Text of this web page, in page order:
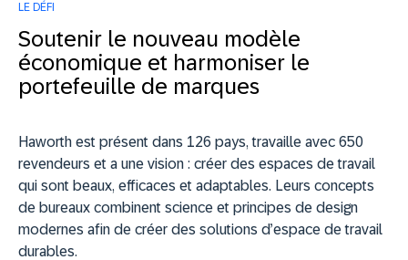
LE DÉFI
Soutenir le nouveau modèle
économique et harmoniser le
portefeuille de marques
Haworth est présent dans 126 pays, travaille avec 650
revendeurs et a une vision : créer des espaces de travail
qui sont beaux, efficaces et adaptables. Leurs concepts
de bureaux combinent science et principes de design
modernes afin de créer des solutions d’espace de travail
durables.